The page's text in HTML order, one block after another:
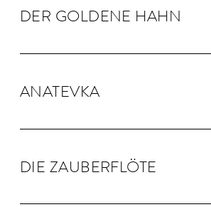
DER GOLDENE HAHN
ANA­TEVKA
DIE ZAU­BER­FLÖTE